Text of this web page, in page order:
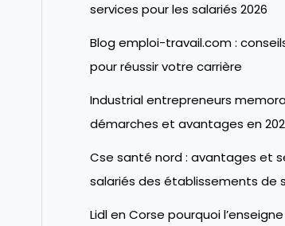
services pour les salariés 2026
Blog emploi-travail.com :
pour réussir votre carrière
Industrial entrepreneurs
démarches et avantages en
Cse santé nord : avantages et
salariés des établissements de
Lidl en Corse pourquoi